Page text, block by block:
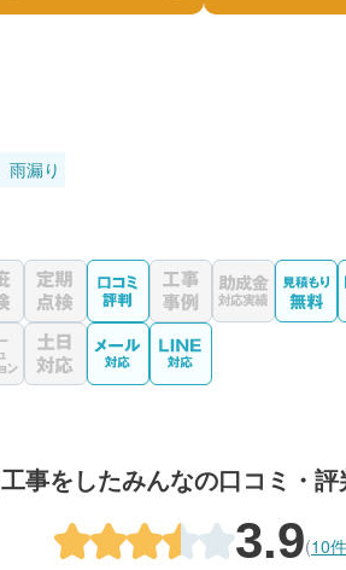
雨漏り
工事をしたみんなの口コミ・評
3.9(10件